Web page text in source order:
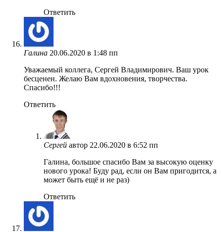
Ответить
Галина 20.06.2020 в 1:48 пп
Уважаемый коллега, Сергей Владимирович. Ваш урок
бесценен. Желаю Вам вдохновения, творчества.
Спасибо!!!
Ответить
Сергей автор 22.06.2020 в 6:52 пп
Галина, большое спасибо Вам за высокую оценку
нового урока! Буду рад, если он Вам пригодится, а
может быть ещё и не раз)
Ответить